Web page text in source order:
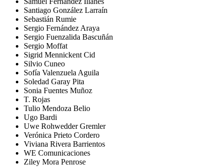
Santiago González Larraín
Sebastián Rumie
Sergio Fernández Araya
Sergio Fuenzalida Bascuñán
Sergio Moffat
Sigrid Mennickent Cid
Silvio Cuneo
Sofía Valenzuela Aguila
Soledad Garay Pita
Sonia Fuentes Muñoz
T. Rojas
Tulio Mendoza Belio
Ugo Bardi
Uwe Rohwedder Gremler
Verónica Prieto Cordero
Viviana Rivera Barrientos
WE Comunicaciones
Ziley Mora Penrose